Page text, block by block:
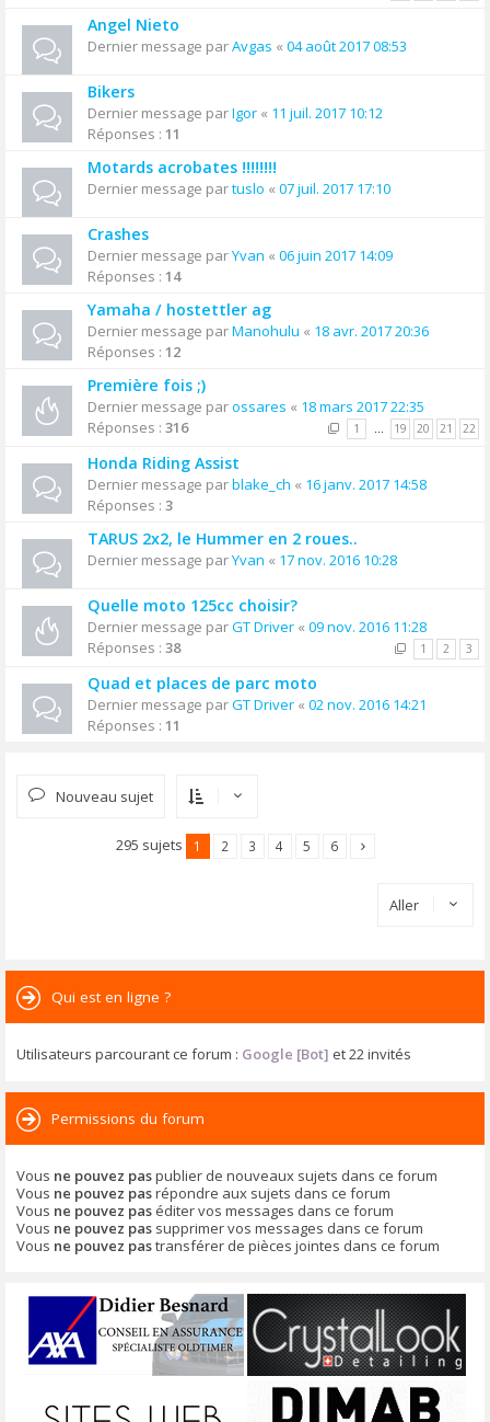
Angel Nieto
Dernier message parAvgas « 04 août 2017 08:53
Bikers
Dernier message parIgor « 11 juil. 2017 10:12
Réponses : 11
Motards acrobates !!!!!!!!
Dernier message partuslo « 07 juil. 2017 17:10
Crashes
Dernier message parYvan « 06 juin 2017 14:09
Réponses : 14
Yamaha / hostettler ag
Dernier message parManohulu « 18 avr. 2017 20:36
Réponses : 12
Première fois ;)
Dernier message parossares « 18 mars 2017 22:35
Réponses : 316 1 … 19 20 21 22
Honda Riding Assist
Dernier message parblake_ch « 16 janv. 2017 14:58
Réponses : 3
TARUS 2x2, le Hummer en 2 roues..
Dernier message parYvan « 17 nov. 2016 10:28
Quelle moto 125cc choisir?
Dernier message parGT Driver « 09 nov. 2016 11:28
Réponses : 38 1 2 3
Quad et places de parc moto
Dernier message parGT Driver « 02 nov. 2016 14:21
Réponses : 11
Nouveau sujet
295 sujets 1 2 3 4 5 6
Aller
Qui est en ligne ?
Utilisateurs parcourant ce forum : Google [Bot] et 22 invités
Permissions du forum
Vous ne pouvez paspublier de nouveaux sujets dans ce forum
Vous ne pouvez pasrépondre aux sujets dans ce forum
Vous ne pouvez pas éditer vos messages dans ce forum
Vous ne pouvez pas supprimer vos messages dans ce forum
Vous ne pouvez pastransférer de pièces jointes dans ce forum